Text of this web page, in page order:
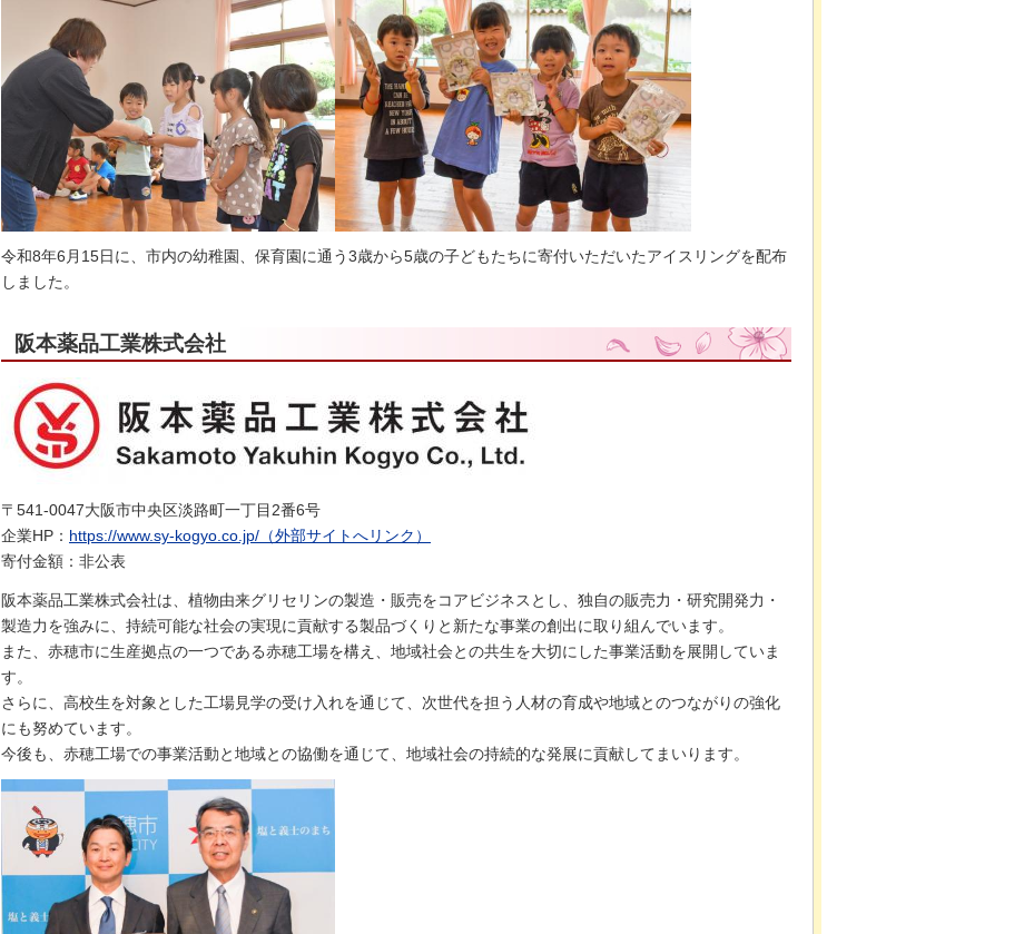
令和8年6月15日に、市内の幼稚園、保育園に通う3歳から5歳の子どもたちに寄付いただいたアイスリングを配布
しました。
阪本薬品工業株式会社
〒541-0047大阪市中央区淡路町一丁目2番6号
企業HP： https://www.sy-kogyo.co.jp/（外部サイトへリンク）
寄付金額：非公表
阪本薬品工業株式会社は、植物由来グリセリンの製造・販売をコアビジネスとし、独自の販売力・研究開発力・
製造力を強みに、持続可能な社会の実現に貢献する製品づくりと新たな事業の創出に取り組んでいます。
また、赤穂市に生産拠点の一つである赤穂工場を構え、地域社会との共生を大切にした事業活動を展開していま
す。
さらに、高校生を対象とした工場見学の受け入れを通じて、次世代を担う人材の育成や地域とのつながりの強化
にも努めています。
今後も、赤穂工場での事業活動と地域との協働を通じて、地域社会の持続的な発展に貢献してまいります。